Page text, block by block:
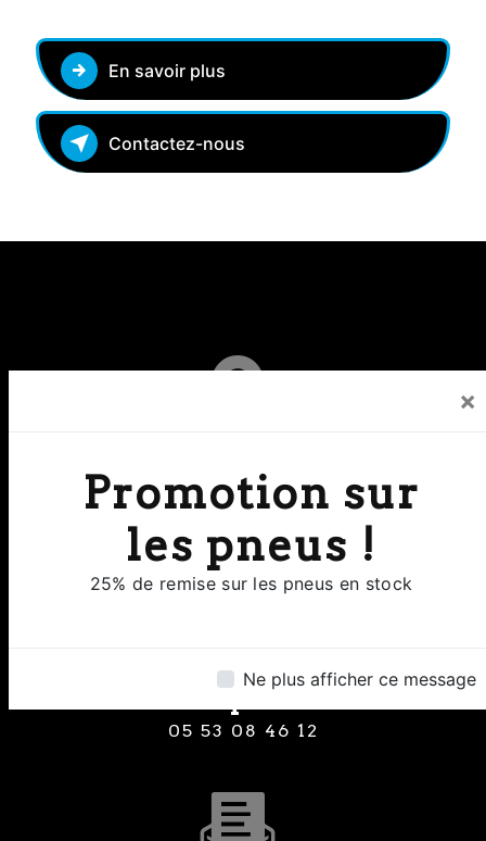
×
Promotion sur
les pneus !
25% de remise sur les pneus en stock
Ne plus afficher ce message
En savoir plus
Contactez-nous
Adresse
8 Rue Clermont de Piles 24000
Téléphone
05 53 08 46 12